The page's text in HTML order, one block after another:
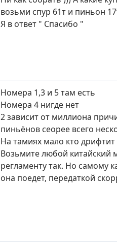
возьми спур 61т и пиньон
Я в ответ " Спасибо "
Номера 1,3 и 5 там есть
Номера 4 нигде нет
2 зависит от миллиона
пиньёнов сеорее всего
На тамиях мало кто дрифтит
Возьмите любой китайский
регламенту так. Но самому
она поедет, передаткой